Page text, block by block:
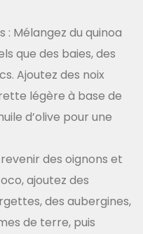
: Mélangez du quinoa
que des baies, des
Ajoutez des noix
légère à base de
d’olive pour une
des oignons et
ajoutez des
des aubergines,
de terre, puis